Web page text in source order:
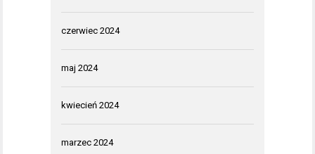
czerwiec 2024
maj 2024
kwiecień 2024
marzec 2024